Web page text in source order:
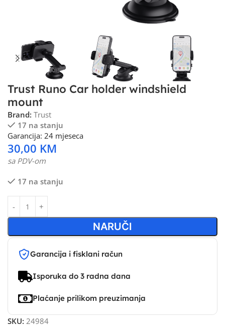
Trust Runo Car holder windshield
mount
Brand: Trust
17 na stanju
Garancija: 24 mjeseca
30,00 KM
sa PDV-om
17 na stanju
NARUČI
Garancija i fisklani račun
Isporuka do 3 radna dana
Plaćanje prilikom preuzimanja
SKU: 24984